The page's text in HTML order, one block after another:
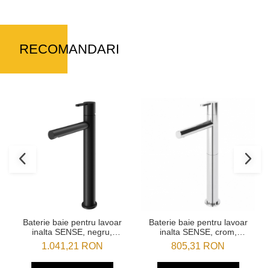
RECOMANDARI
Baterie baie pentru lavoar
inalta SENSE, negru,
monocomanda, inaltime 30
cm - SPATIO
1.041,21 RON
Baterie baie pentru lavoar
inalta SENSE, crom,
monocomanda, inaltime 30
cm - SPATIO
805,31 RON